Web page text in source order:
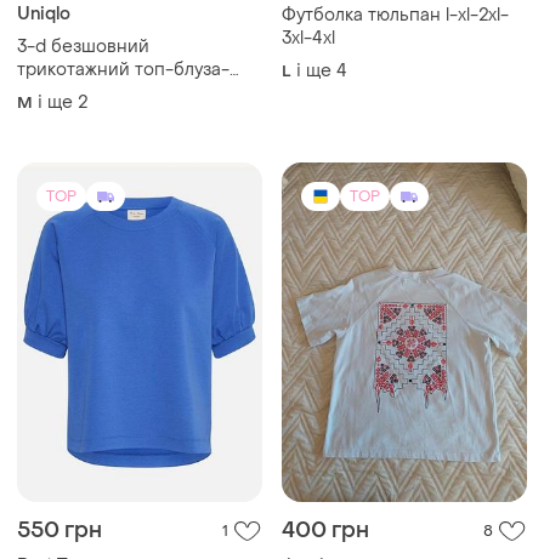
Uniqlo
3-d безшовний
трикотажний топ-блуза-
футболка від uniqloxmame
kurogouchi
M і ще 2
Футболка тюльпан l-xl-2xl-
3xl-4xl
L і ще 4
TOP
550 грн 1
TOP
400 грн 8